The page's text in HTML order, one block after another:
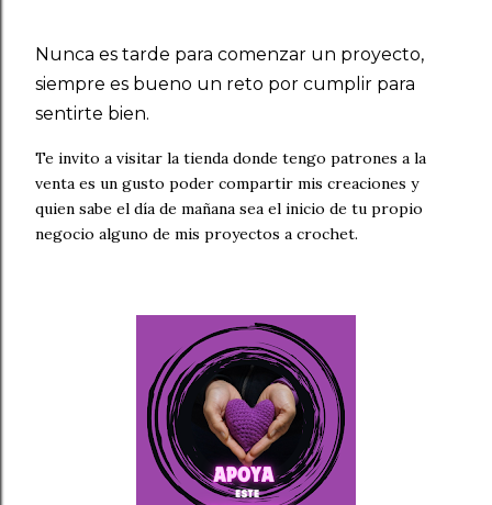
Nunca es tarde para comenzar un proyecto,
siempre es bueno un reto por cumplir para
sentirte bien.
Te invito a visitar la tienda donde tengo patrones a la
venta es un gusto poder compartir mis creaciones y
quien sabe el día de mañana sea el inicio de tu propio
negocio alguno de mis proyectos a crochet.